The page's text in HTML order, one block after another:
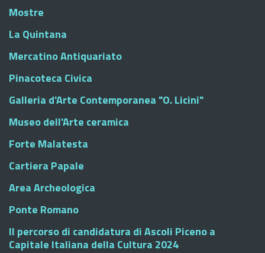
Mostre
La Quintana
Mercatino Antiquariato
Pinacoteca Civica
Galleria d'Arte Contemporanea "O. Licini"
Museo dell'Arte ceramica
Forte Malatesta
Cartiera Papale
Area Archeologica
Ponte Romano
Il percorso di candidatura di Ascoli Piceno a
Capitale Italiana della Cultura 2024